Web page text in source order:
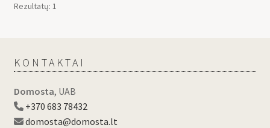
Rezultatų: 1
KONTAKTAI
Domosta, UAB
+370 683 78432
domosta@domosta.lt